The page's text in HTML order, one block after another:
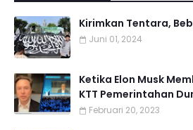
Kirimkan Tentara,
Juni 01, 2024
Ketika Elon Musk
KTT Pemerintahan
Februari 20, 2023